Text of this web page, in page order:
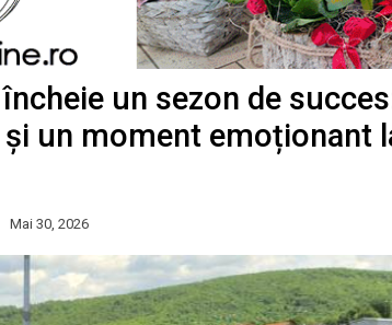
un sezon de
un moment emoționant
Mai 30, 2026